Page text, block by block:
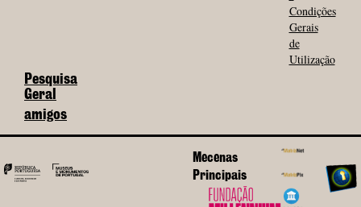
Condições
Gerais
de
Utilização
Pesquisa
Geral
amigos
Mecenas
Principais